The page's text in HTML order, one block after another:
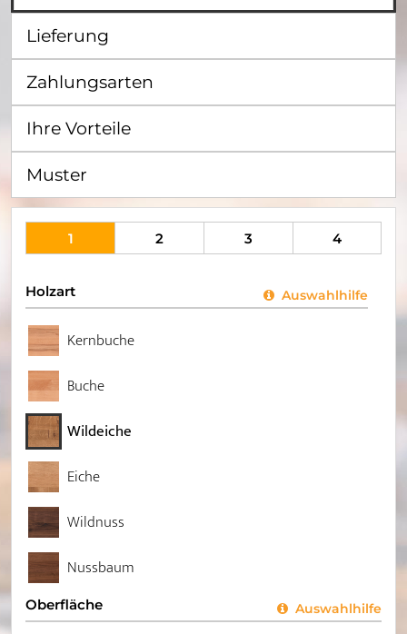
Lieferung
Zahlungsarten
Ihre Vorteile
Muster
1 2 3 4
Holzart Auswahlhilfe
Kernbuche
Buche
Wildeiche
Eiche
Wildnuss
Nussbaum
Oberfläche Auswahlhilfe